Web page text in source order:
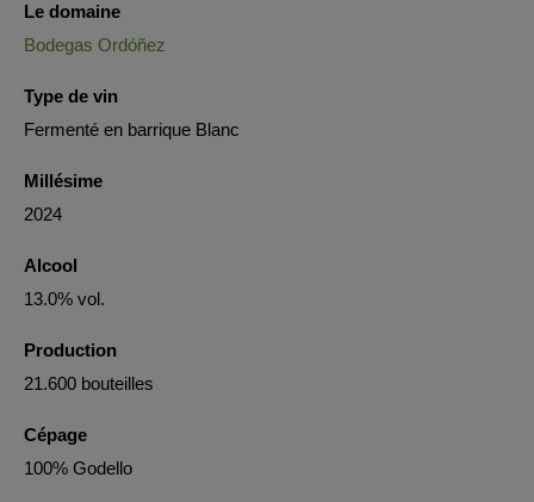
Le domaine
Bodegas Ordóñez
Type de vin
Fermenté en barrique Blanc
Millésime
2024
Alcool
13.0% vol.
Production
21.600 bouteilles
Cépage
100% Godello